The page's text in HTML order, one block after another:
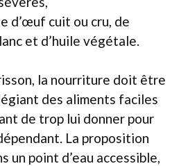
d’œuf cuit ou cru, de
et d’huile végétale.
la nourriture doit être
des aliments faciles
de trop lui donner pour
La proposition
un point d’eau accessible,